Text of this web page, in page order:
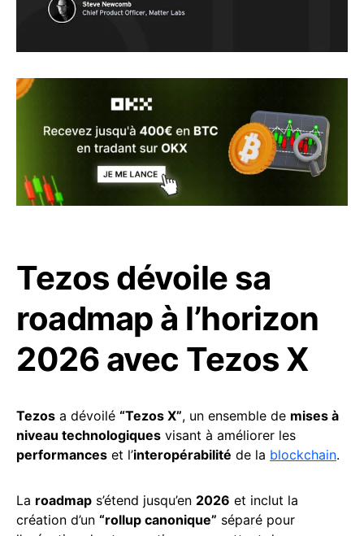
Tezos dévoile sa
roadmap à l’horizon
2026 avec Tezos X
Tezos a dévoilé “Tezos X”, un ensemble de mises à
niveau technologiques visant à améliorer les
performances et l’interopérabilité de la blockchain.
La roadmap s’étend jusqu’en 2026 et inclut la
création d’un “rollup canonique” séparé pour